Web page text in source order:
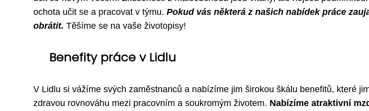
ochota učit se a pracovat v týmu. Pokud vás některá z našich nabídek práce
obrátit. Těšíme se na vaše životopisy!
Benefity práce v Lidlu
V Lidlu si vážíme svých zaměstnanců a nabízíme jim širokou škálu benefitů, které
zdravou rovnováhu mezi pracovním a soukromým životem. Nabízíme atraktivní